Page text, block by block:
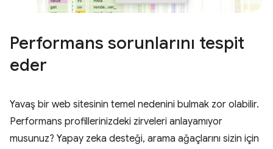
Performans sorunlarını tespit
eder
Yavaş bir web sitesinin temel nedenini bulmak zor olabilir.
Performans profillerinizdeki zirveleri anlayamıyor
musunuz? Yapay zeka desteği, arama ağaçlarını sizin için